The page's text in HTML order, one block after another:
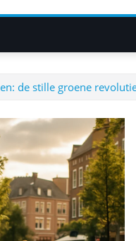
de stille groene